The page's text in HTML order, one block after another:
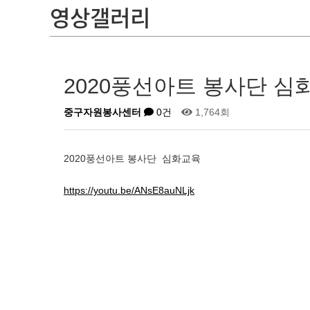
영상갤러리
2020풍선아트 봉사단 심
중구자원봉사센터 0건 1,764회
2020풍선아트 봉사단 심화교육
https://youtu.be/ANsE8auNLjk